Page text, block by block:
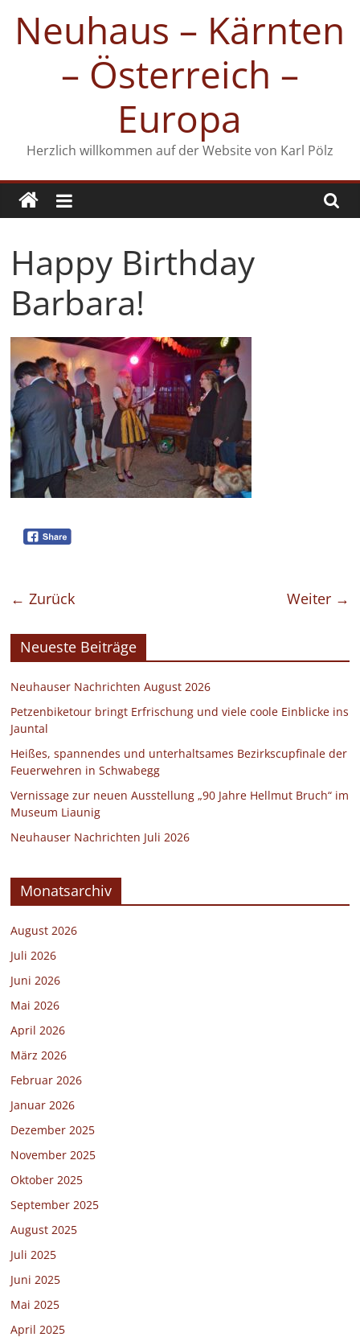
Inhalt
springen
Neuhaus – Kärnten
– Österreich –
Europa
Herzlich willkommen auf der Website von Karl Pölz
Happy Birthday
Barbara!
← Zurück Weiter →
Neueste Beiträge
Neuhauser Nachrichten August 2026
Petzenbiketour bringt Erfrischung und viele coole Einblicke ins
Jauntal
Heißes, spannendes und unterhaltsames Bezirkscupfinale der
Feuerwehren in Schwabegg
Vernissage zur neuen Ausstellung „90 Jahre Hellmut Bruch“ im
Museum Liaunig
Neuhauser Nachrichten Juli 2026
Monatsarchiv
August 2026
Juli 2026
Juni 2026
Mai 2026
April 2026
März 2026
Februar 2026
Januar 2026
Dezember 2025
November 2025
Oktober 2025
September 2025
August 2025
Juli 2025
Juni 2025
Mai 2025
April 2025